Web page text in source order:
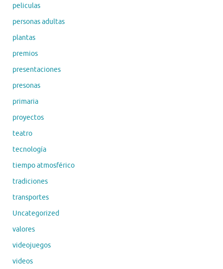
peliculas
personas adultas
plantas
premios
presentaciones
presonas
primaria
proyectos
teatro
tecnología
tiempo atmosférico
tradiciones
transportes
Uncategorized
valores
videojuegos
videos